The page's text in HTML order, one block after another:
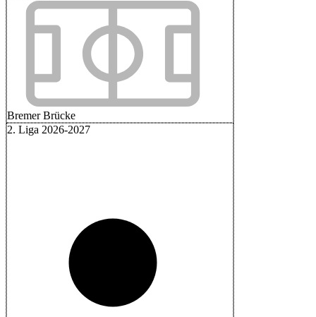
Bremer Brücke
2. Liga 2026-2027